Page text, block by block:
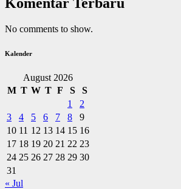
No comments to show.
Kalender
August 2026
M T W T F S
S
1
2
3
4 5 6 7 8
9
10 11 12 13 14 15 16
17 18 19 20 21 22 23
24 25 26 27 28 29 30
31
« Jul